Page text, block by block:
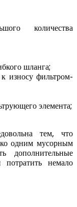
количества
шланга;
износу фильтром-
элемента;
тем, что
одним мусорным
дополнительные
потратить немало